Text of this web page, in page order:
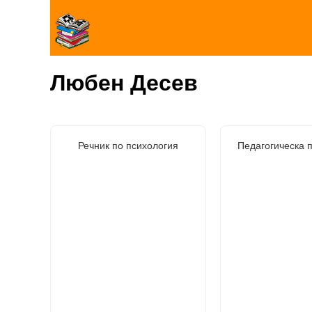
Любен Десев
Речник по психология Педагогическа